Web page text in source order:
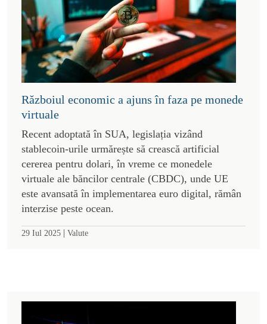
Războiul economic a ajuns în faza pe monede
virtuale
Recent adoptată în SUA, legislația vizând
stablecoin-urile urmărește să crească artificial
cererea pentru dolari, în vreme ce monedele
virtuale ale băncilor centrale (CBDC), unde UE
este avansată în implementarea euro digital, rămân
interzise peste ocean.
29 Iul 2025 | Valute